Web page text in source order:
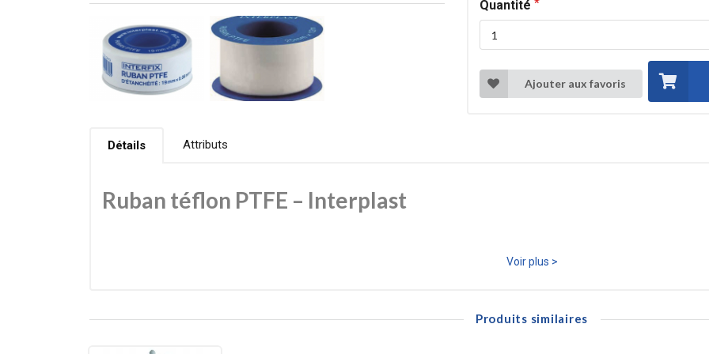
Quantité
Ajouter aux favoris
Détails Attributs
Ruban téflon PTFE – Interplast
résiste à la corrosion, aux hautes températures et aux produits chimiques, garantissant un joint durable et parfaitement
Avantages du ruban PTFE Interplast
Voir plus >
Produits similaires